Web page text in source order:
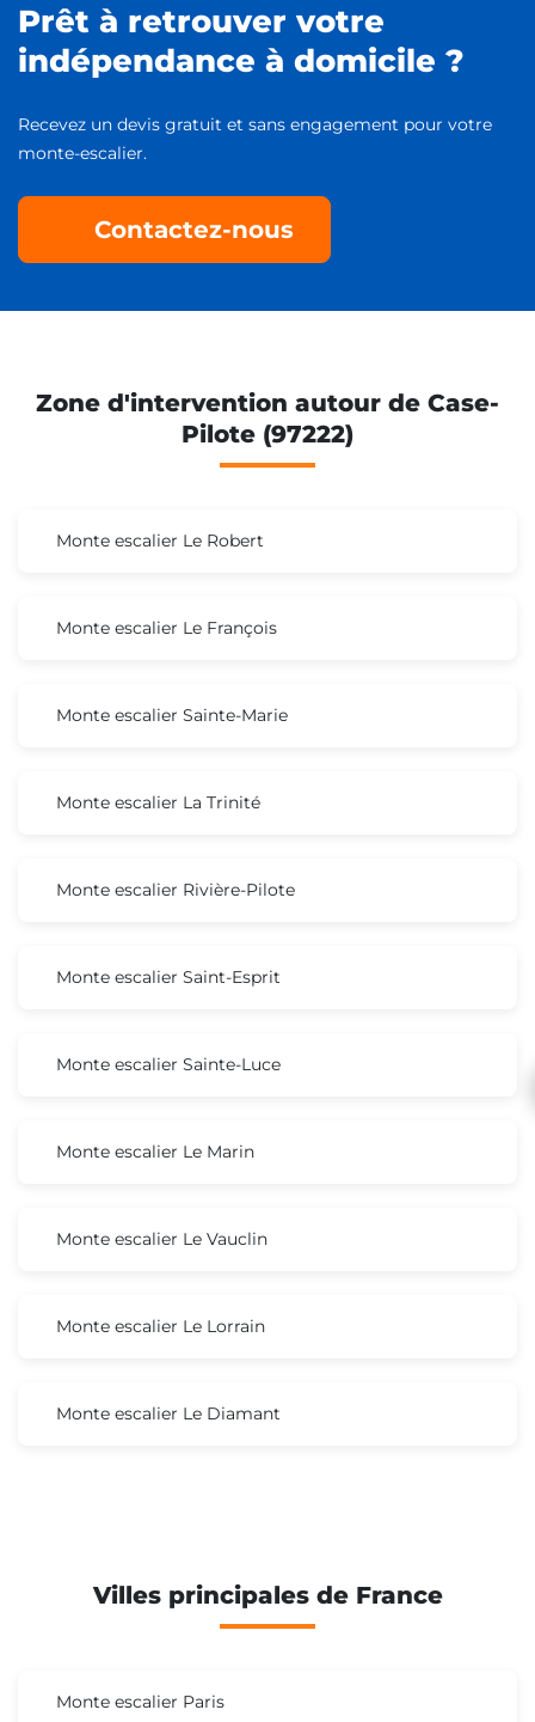
Prêt à retrouver votre
indépendance à domicile ?
Recevez un devis gratuit et sans engagement pour votre
monte-escalier.
Contactez-nous
Zone d'intervention autour de Case-
Pilote (97222)
Monte escalier Le Robert
Monte escalier Le François
Monte escalier Sainte-Marie
Monte escalier La Trinité
Monte escalier Rivière-Pilote
Monte escalier Saint-Esprit
Monte escalier Sainte-Luce
Monte escalier Le Marin
Monte escalier Le Vauclin
Monte escalier Le Lorrain
Monte escalier Le Diamant
Villes principales de France
Monte escalier Paris